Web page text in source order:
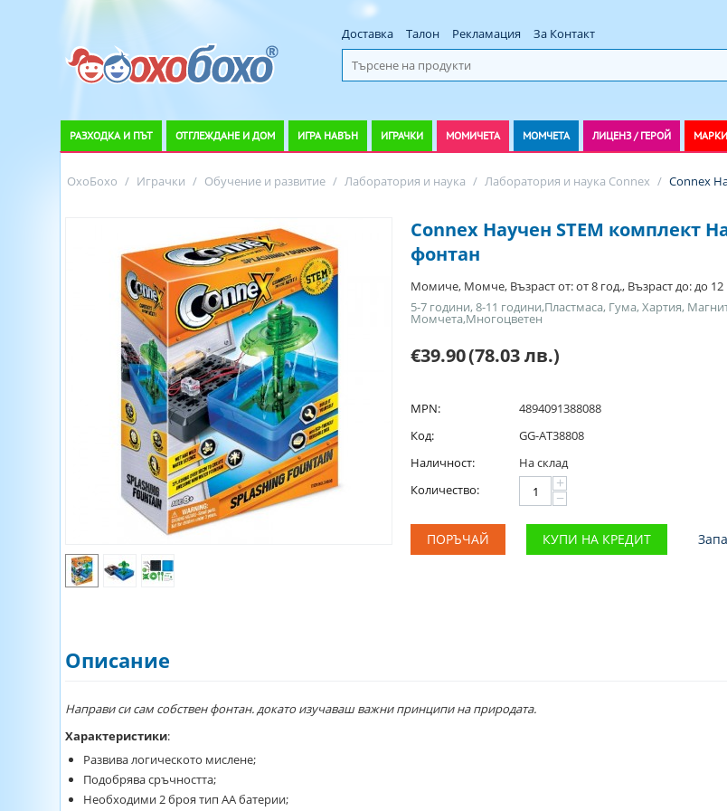
Доставка Талон Рекламация За Контакт
РАЗХОДКА И ПЪТ ОТГЛЕЖДАНЕ И ДОМ ИГРА НАВЪН ИГРАЧКИ МОМИЧЕТА МОМЧЕТА ЛИЦЕНЗ / ГЕРОЙ МАРКИ
ОхоБохо / Играчки / Обучение и развитие / Лаборатория и наука / Лаборатория и наука Connex / Connex
Connex Научен STEM комплект
фонтан
Момиче, Момче, Възраст от: от 8 год., Възраст до: до 12
5-7 години, 8-11 години,Пластмаса, Гума, Хартия,
Момчета,Многоцветен
€39.90(78.03 лв.)
MPN:
4894091388088
Код:
GG-AT38808
Наличност:
На склад
Количество:
+
−
ПОРЪЧАЙ КУПИ НА КРЕДИТ
Описание
Направи си сам собствен фонтан. докато изучаваш важни принципи на природата.
Характеристики:
Развива логическото мислене;
Подобрява сръчността;
Необходими 2 броя тип АА батерии;